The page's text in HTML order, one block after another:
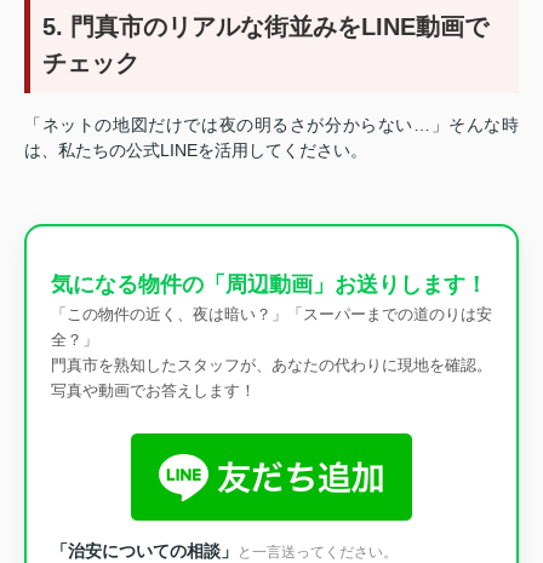
5. 門真市のリアルな街並みをLINE動画で
チェック
「ネットの地図だけでは夜の明るさが分からない…」そんな時
は、私たちの公式LINEを活用してください。
気になる物件の「周辺動画」お送りします！
「この物件の近く、夜は暗い？」「スーパーまでの道のりは安
全？」
門真市を熟知したスタッフが、あなたの代わりに現地を確認。
写真や動画でお答えします！
「治安についての相談」
と一言送ってください。